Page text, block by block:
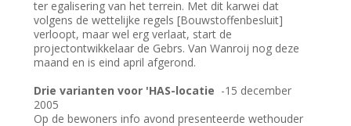
ter egalisering van het terrein. Met dit karwei dat
volgens de wettelijke regels [Bouwstoffenbesluit]
verloopt, maar wel erg verlaat, start de
projectontwikkelaar de Gebrs. Van Wanroij nog deze
maand en is eind april afgerond.
Drie varianten voor 'HAS-locatie -15 december
2005
Op de bewoners info avond presenteerde wethouder